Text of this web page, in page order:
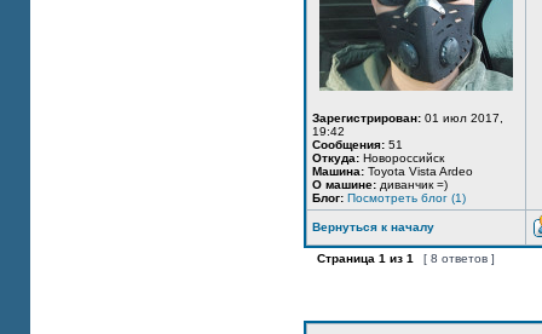
Зарегистрирован: 01 июл 2017,
19:42
Сообщения: 51
Откуда: Новороссийск
Машина: Toyota Vista Ardeo
О машине: диванчик =)
Блог: Посмотреть блог (1)
Вернуться к началу
Страница 1 из 1 [ 8 ответов ]